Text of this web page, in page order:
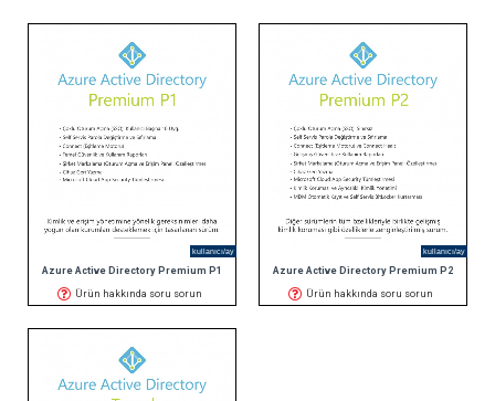
kullanıcı/ay
Azure Active Directory Premium P1
Ürün hakkında soru sorun
kullanıcı/ay
Azure Active Directory Premium P2
Ürün hakkında soru sorun